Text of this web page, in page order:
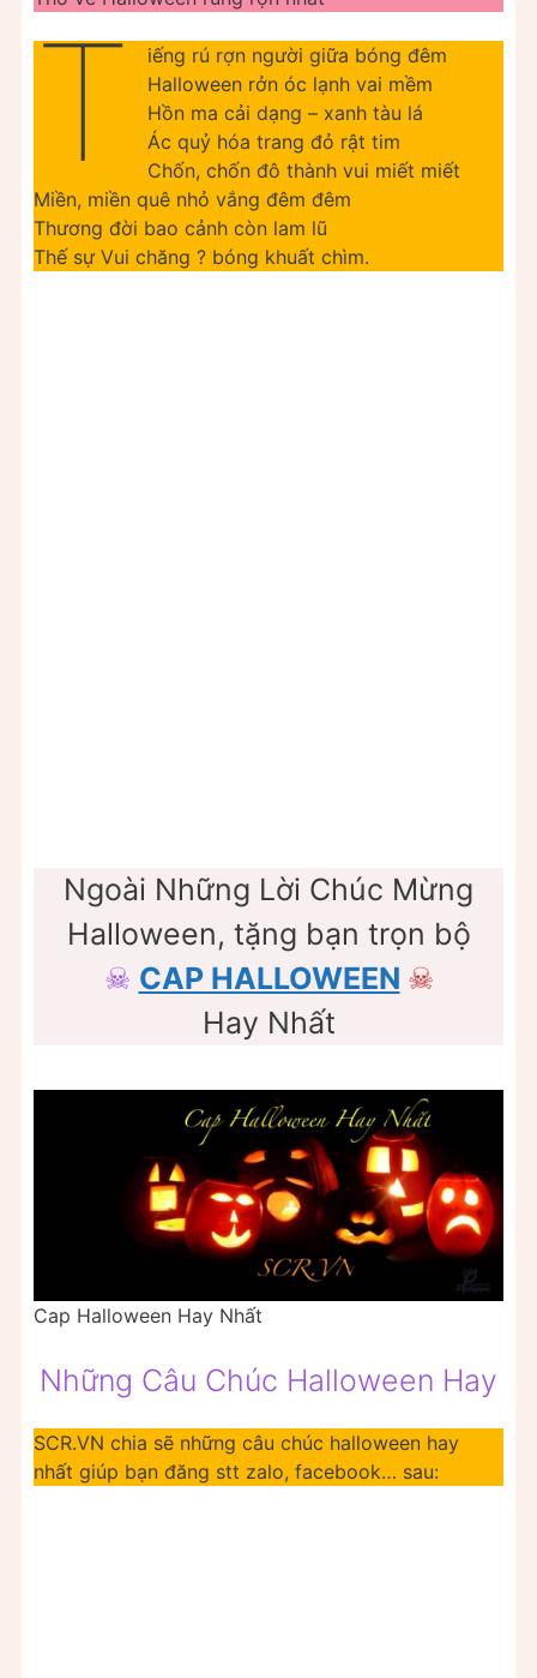
T
iếng rú rợn người giữa bóng đêm
Halloween rởn óc lạnh vai mềm
Hồn ma cải dạng – xanh tàu lá
Ác quỷ hóa trang đỏ rật tim
Chốn, chốn đô thành vui miết miết
Miền, miền quê nhỏ vắng đêm đêm
Thương đời bao cảnh còn lam lũ
Thế sự Vui chăng ? bóng khuất chìm.
Ngoài Những Lời Chúc Mừng
Halloween, tặng bạn trọn bộ
☠ CAP HALLOWEEN ☠
Hay Nhất
Cap Halloween Hay Nhất
Những Câu Chúc Halloween Hay
SCR.VN chia sẽ những câu chúc halloween hay
nhất giúp bạn đăng stt zalo, facebook… sau: